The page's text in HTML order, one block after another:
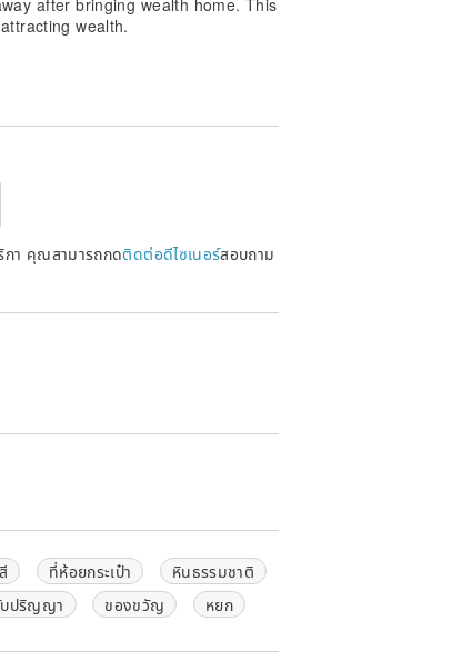
a widely circulated auspicious
Golden Toad was originally a
carrying gold coins in its
a symbol of attracting wealth
legs. Folklore suggests its
preventing it from flowing
abundant financial
the three-legged toad carries
auspiciousness, making it a
blessings
wealth.
กา คุณสามารถกดติดต่อดีไซเนอร์สอบถาม
ที่ห้อยกระเป๋า
หินธรรมชาติ
ปริญญา ของขวัญ หยก